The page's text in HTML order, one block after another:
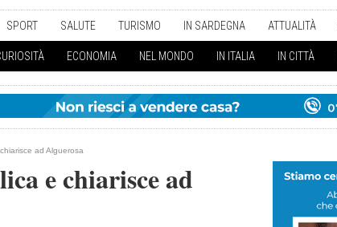
SPORT SALUTE TURISMO IN SARDEGNA ATTUALITÀ
ECONOMIA NEL MONDO IN ITALIA IN CITTÀ
ad Alguerosa
e chiarisce ad